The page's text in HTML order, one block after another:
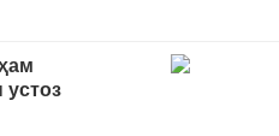
устоз